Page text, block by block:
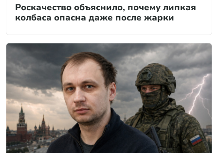
Роскачество объяснило, почему липкая
колбаса опасна даже после жарки